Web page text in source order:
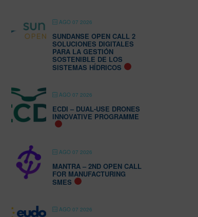
AGO 07 2026
SUNDANSE OPEN CALL 2
SOLUCIONES DIGITALES
PARA LA GESTIÓN
SOSTENIBLE DE LOS
SISTEMAS HÍDRICOS
AGO 07 2026
ECDI – DUAL-USE DRONES
INNOVATIVE PROGRAMME
AGO 07 2026
MANTRA – 2ND OPEN CALL
FOR MANUFACTURING
SMES
AGO 07 2026